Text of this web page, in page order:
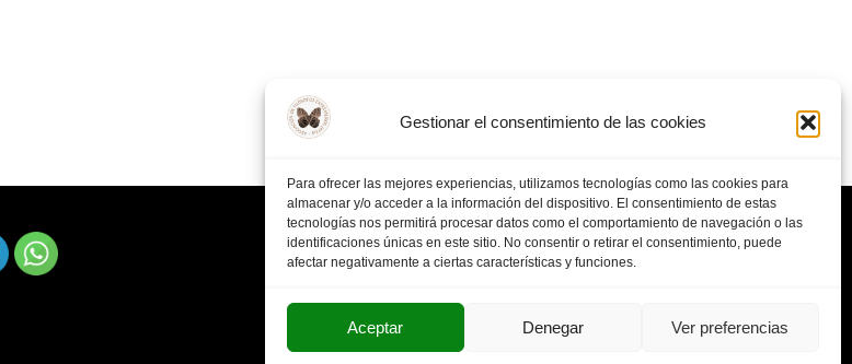
Gestionar el consentimiento de las cookies
Para ofrecer las mejores experiencias, utilizamos tecnologías como las cookies para
almacenar y/o acceder a la información del dispositivo. El consentimiento de estas
tecnologías nos permitirá procesar datos como el comportamiento de navegación o las
identificaciones únicas en este sitio. No consentir o retirar el consentimiento, puede
afectar negativamente a ciertas características y funciones.
Aceptar Denegar Ver preferencias
POLITICA DE PRIVACIDAD
SUS DATOS SEGUROS